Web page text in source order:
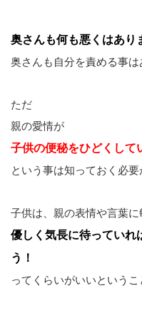
奥さんも何も悪くはあり
奥さんも自分を責める事は
ただ
親の愛情が
子供の便秘をひどくして
という事は知っておく必要
子供は、親の表情や言葉に
優しく気長に待っていれ
う！
ってくらいがいいというこ